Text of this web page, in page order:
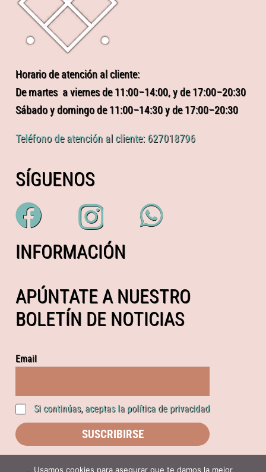
Horario de atención al cliente:
De martes a viernes de 11:00–14:00, y de 17:00–20:30
Sábado y domingo de 11:00–14:30 y de 17:00–20:30
Teléfono de atención al cliente: 627018796
SÍGUENOS
INFORMACIÓN
APÚNTATE A NUESTRO
BOLETÍN DE NOTICIAS
Email
Si continúas, aceptas la política de privacidad
Usamos cookies para asegurar que te damos la mejor